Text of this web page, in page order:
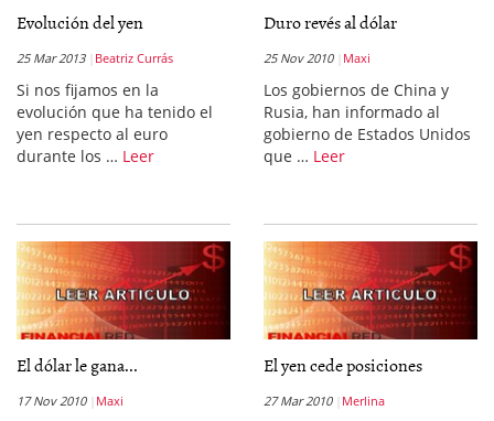
Evolución del yen
25 Mar 2013 Beatriz Currás
Si nos fijamos en la
evolución que ha tenido el
yen respecto al euro
durante los … Leer
Duro revés al dólar
25 Nov 2010 Maxi
Los gobiernos de China y
Rusia, han informado al
gobierno de Estados Unidos
que … Leer
El dólar le gana...
17 Nov 2010 Maxi
El yen cede posiciones
27 Mar 2010 Merlina